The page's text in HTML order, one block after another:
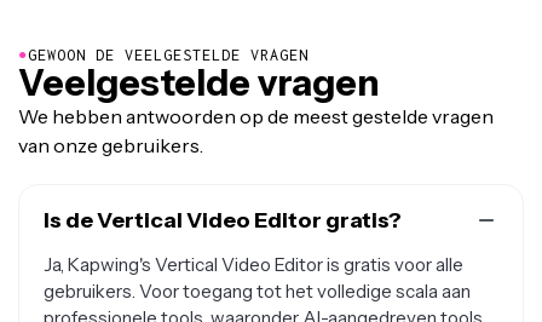
●GEWOON DE VEELGESTELDE VRAGEN
Veelgestelde vragen
We hebben antwoorden op de meest gestelde vragen
van onze gebruikers.
Is de Vertical Video Editor gratis?
Ja, Kapwing's Vertical Video Editor is gratis voor alle
gebruikers. Voor toegang tot het volledige scala aan
professionele tools, waaronder AI-aangedreven tools